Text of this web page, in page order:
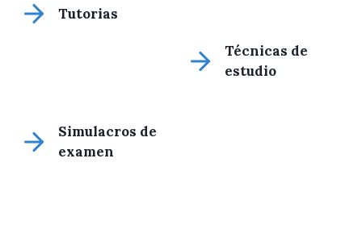
Tutorias
Técnicas de
estudio
Simulacros de
examen